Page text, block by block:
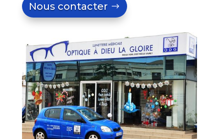
Nous contacter